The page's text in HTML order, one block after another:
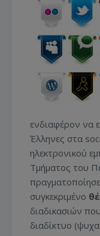
ενδιαφέρον να
Έλληνες στα
ηλεκτρονικού
Τμήματος του
συγκεκριμένο
διαδικασιών
διαδίκτυο